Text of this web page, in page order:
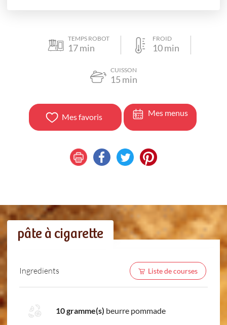
TEMPS ROBOT
17min
FROID
10min
CUISSON
15 min
Mes favoris Mes menus
pâte à cigarette
Ingredients Liste de courses
10 gramme(s) beurre pommade